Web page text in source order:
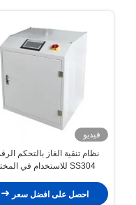
فيديو
نظام تنقية الغاز بالتحكم
SS304 للاستخدام في المختبر
احصل على افضل سعر